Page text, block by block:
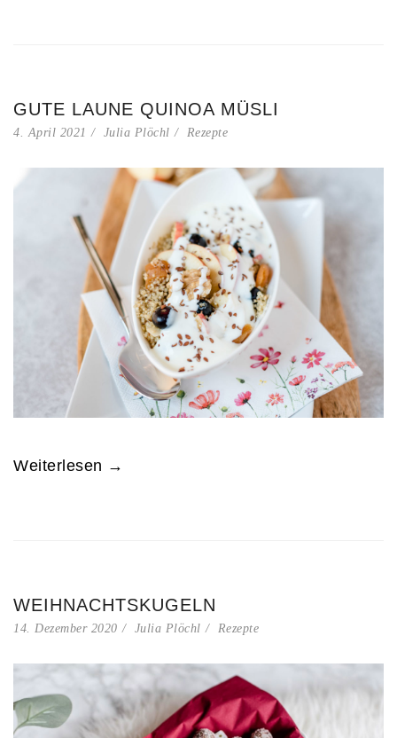
GUTE LAUNE QUINOA MÜSLI
4. April 2021 Julia Plöchl Rezepte
Weiterlesen →
WEIHNACHTSKUGELN
14. Dezember 2020 Julia Plöchl Rezepte